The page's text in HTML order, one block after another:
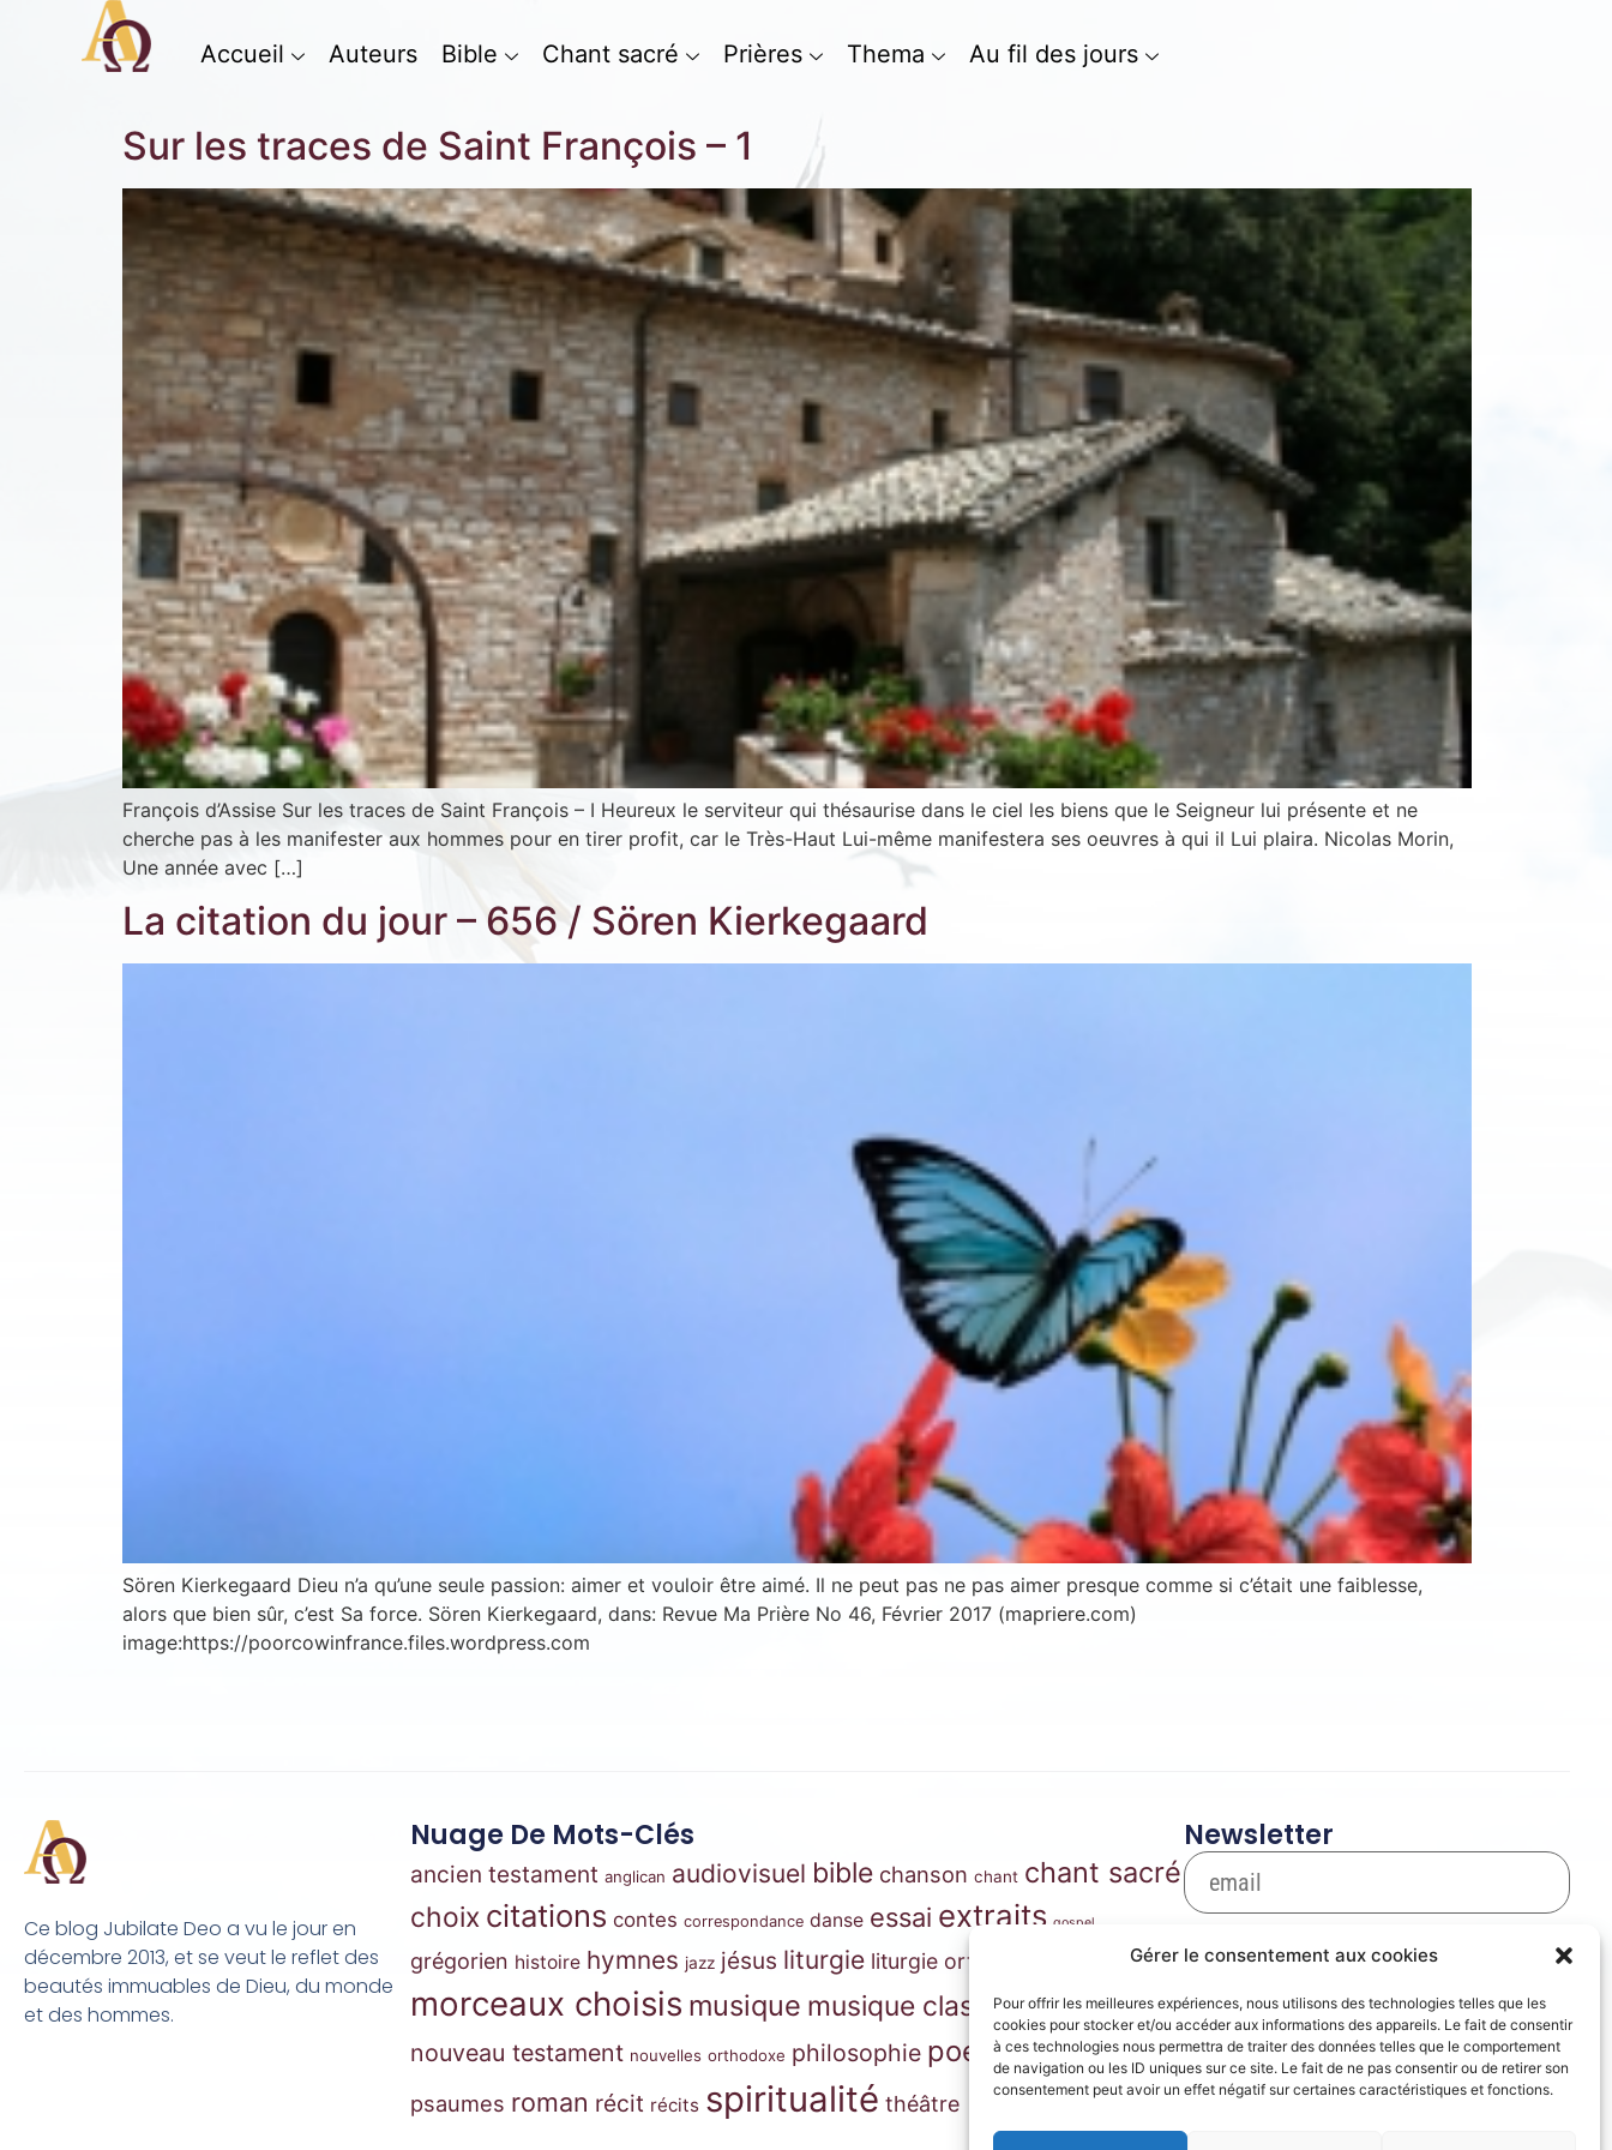
Gérer le consentement aux cookies
Pour offrir les meilleures expériences, nous utilisons des technologies telles que les
cookies pour stocker et/ou accéder aux informations des appareils. Le fait de consentir
à ces technologies nous permettra de traiter des données telles que le comportement
de navigation ou les ID uniques sur ce site. Le fait de ne pas consentir ou de retirer son
consentement peut avoir un effet négatif sur certaines caractéristiques et fonctions.
Accueil Auteurs Bible Chant sacré Prières Thema Au fil des jours
Sur les traces de Saint François – 1
François d’Assise Sur les traces de Saint François – I Heureux le serviteur qui thésaurise dans le ciel les biens que le Seigneur lui présente et ne
cherche pas à les manifester aux hommes pour en tirer profit, car le Très-Haut Lui-même manifestera ses oeuvres à qui il Lui plaira. Nicolas Morin,
Une année avec […]
La citation du jour – 656 / Sören Kierkegaard
Sören Kierkegaard Dieu n’a qu’une seule passion: aimer et vouloir être aimé. Il ne peut pas ne pas aimer presque comme si c’était une faiblesse,
alors que bien sûr, c’est Sa force. Sören Kierkegaard, dans: Revue Ma Prière No 46, Février 2017 (mapriere.com)
image:https://poorcowinfrance.files.wordpress.com
Ce blog Jubilate Deo a vu le jour en
décembre 2013, et se veut le reflet des
beautés immuables de Dieu, du monde
et des hommes.
Nuage De Mots-Clés
ancien testament anglican audiovisuel bible chanson chant chant sacré
choix citations contes correspondance danse essai extraits gospel
grégorien histoire hymnes jazz jésus liturgie liturgie orthodoxe
morceaux choisis musique musique classique musique de film
nouveau testament nouvelles orthodoxe philosophie poésieprières prose
psaumes roman récit récits spiritualité théâtre
Newsletter
S'inscrire
Inscription News Letter